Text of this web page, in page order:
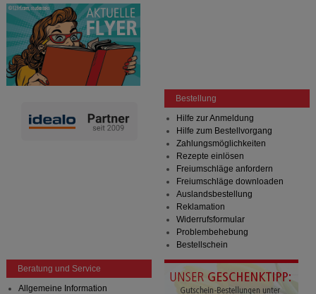
Bestellung
Hilfe zur Anmeldung
Hilfe zum Bestellvorgang
Zahlungsmöglichkeiten
Rezepte einlösen
Freiumschläge anfordern
Freiumschläge downloaden
Auslandsbestellung
Reklamation
Widerrufsformular
Problembehebung
Bestellschein
Beratung und Service
Allgemeine Information